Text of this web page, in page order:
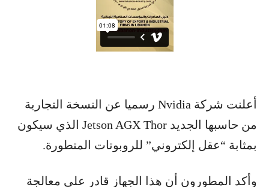
أعلنت شركة Nvidia رسميا عن النسخة التجارية
من حاسبها الجديد Jetson AGX Thor الذي سيكون
بمثابة “عقل إلكتروني” للروبوتات المتطورة.
وأكد المطورون أن هذا الجهاز قادر على معالجة